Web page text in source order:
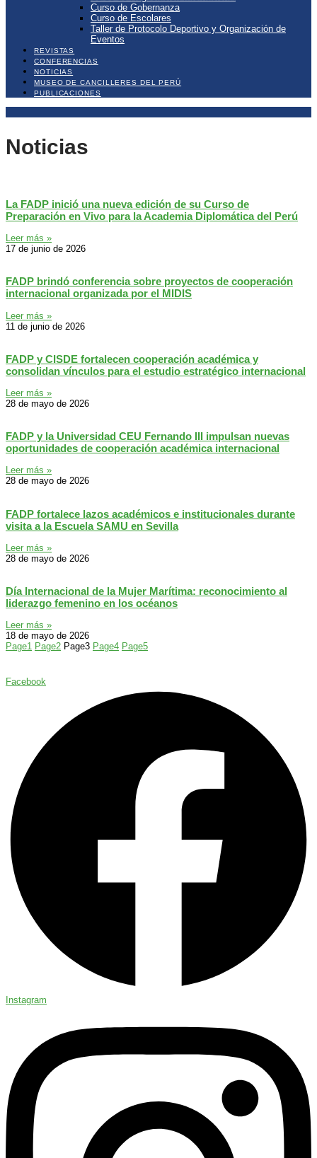
Curso de Gobernanza
Curso de Escolares
Taller de Protocolo Deportivo y Organización de
Eventos
REVISTAS
CONFERENCIAS
NOTICIAS
MUSEO DE CANCILLERES DEL PERÚ
PUBLICACIONES
Noticias
La FADP inició una nueva edición de su Curso de
Preparación en Vivo para la Academia Diplomática del Perú
Leer más »
17 de junio de 2026
FADP brindó conferencia sobre proyectos de cooperación
internacional organizada por el MIDIS
Leer más »
11 de junio de 2026
FADP y CISDE fortalecen cooperación académica y
consolidan vínculos para el estudio estratégico internacional
Leer más »
28 de mayo de 2026
FADP y la Universidad CEU Fernando III impulsan nuevas
oportunidades de cooperación académica internacional
Leer más »
28 de mayo de 2026
FADP fortalece lazos académicos e institucionales durante
visita a la Escuela SAMU en Sevilla
Leer más »
28 de mayo de 2026
Día Internacional de la Mujer Marítima: reconocimiento al
liderazgo femenino en los océanos
Leer más »
18 de mayo de 2026
Page1 Page2 Page3 Page4 Page5
Facebook
Instagram